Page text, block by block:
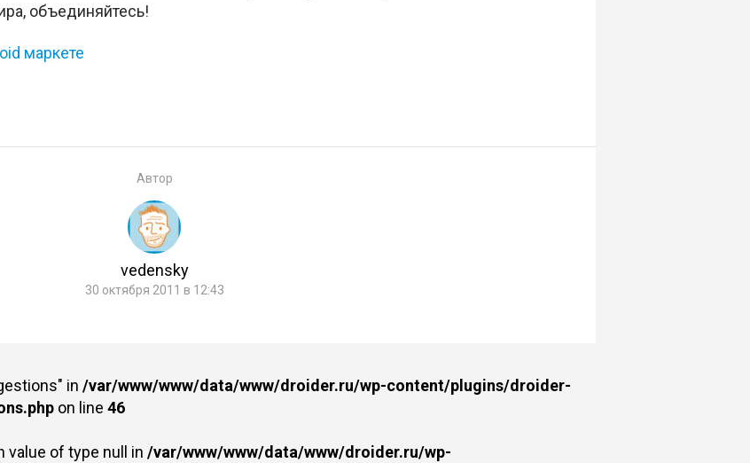
объединяйтесь!
маркете
Автор
vedensky
30 октября 2011 в 12:43
in /var/www/www/data/www/droider.ru/wp-content/plugins/droider-
on line 46
value of type null in /var/www/www/data/www/droider.ru/wp-